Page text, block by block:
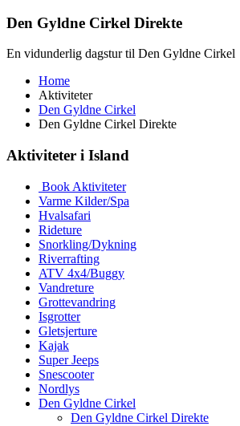
Den Gyldne Cirkel Direkte
En vidunderlig dagstur til Den Gyldne Cirkel
Home
Aktiviteter
Den Gyldne Cirkel
Den Gyldne Cirkel Direkte
Aktiviteter i Island
Book Aktiviteter
Varme Kilder/Spa
Hvalsafari
Rideture
Snorkling/Dykning
Riverrafting
ATV 4x4/Buggy
Vandreture
Grottevandring
Isgrotter
Gletsjerture
Kajak
Super Jeeps
Snescooter
Nordlys
Den Gyldne Cirkel
Den Gyldne Cirkel Direkte